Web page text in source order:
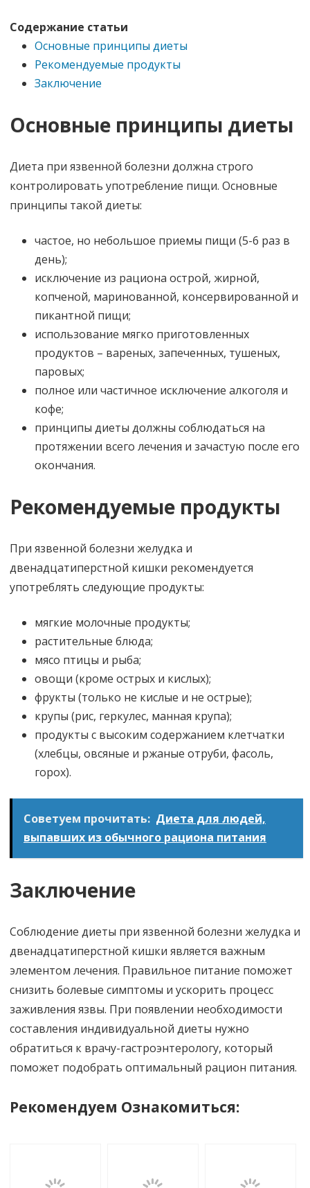
Содержание статьи
Основные принципы диеты
Рекомендуемые продукты
Заключение
Основные принципы диеты
Диета при язвенной болезни должна строго
контролировать употребление пищи. Основные
принципы такой диеты:
частое, но небольшое приемы пищи (5-6 раз в
день);
исключение из рациона острой, жирной,
копченой, маринованной, консервированной и
пикантной пищи;
использование мягко приготовленных
продуктов – вареных, запеченных, тушеных,
паровых;
полное или частичное исключение алкоголя и
кофе;
принципы диеты должны соблюдаться на
протяжении всего лечения и зачастую после его
окончания.
Рекомендуемые продукты
При язвенной болезни желудка и
двенадцатиперстной кишки рекомендуется
употреблять следующие продукты:
мягкие молочные продукты;
растительные блюда;
мясо птицы и рыба;
овощи (кроме острых и кислых);
фрукты (только не кислые и не острые);
крупы (рис, геркулес, манная крупа);
продукты с высоким содержанием клетчатки
(хлебцы, овсяные и ржаные отруби, фасоль,
горох).
Советуем прочитать: Диета для людей,
выпавших из обычного рациона питания
Заключение
Соблюдение диеты при язвенной болезни желудка и
двенадцатиперстной кишки является важным
элементом лечения. Правильное питание поможет
снизить болевые симптомы и ускорить процесс
заживления язвы. При появлении необходимости
составления индивидуальной диеты нужно
обратиться к врачу-гастроэнтерологу, который
поможет подобрать оптимальный рацион питания.
Рекомендуем Ознакомиться: